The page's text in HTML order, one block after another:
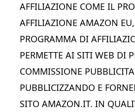
AFFILIAZIONE COME IL
AFFILIAZIONE AMAZON
PROGRAMMA DI
PERMETTE AI SITI WEB DI
COMMISSIONE
PUBBLICIZZANDO E
SITO AMAZON.IT. IN